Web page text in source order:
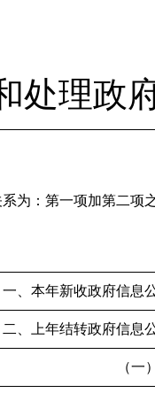
处理政
系为：第一项加第二
一、本年新收政府信息
二、上年结转政府信息
（一